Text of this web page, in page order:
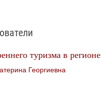
туризма в регионе
Георгиевна